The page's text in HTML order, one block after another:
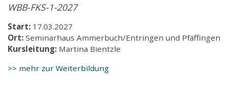
WBB-FKS-1-2027
Start: 17.03.2027
Ort: Seminarhaus Ammerbuch/Entringen und Pfäffingen
Kursleitung: Martina Bientzle
>> mehr zur Weiterbildung